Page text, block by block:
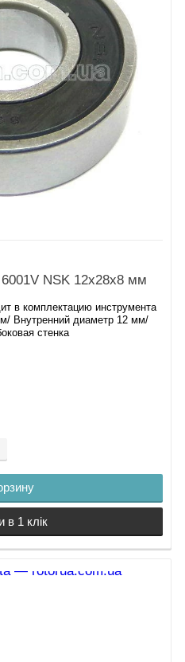
NSK 12х28х8 мм
в комплектацию инструмента
Внутренний диаметр 12 мм/
стенка
в 1 клік